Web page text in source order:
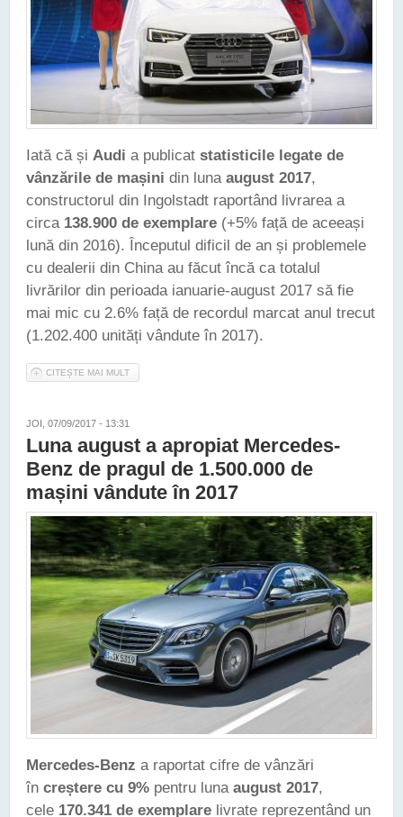
Iată că și Audi a publicat statisticile legate de
vânzările de mașini din luna august 2017,
constructorul din Ingolstadt raportând livrarea a
circa 138.900 de exemplare (+5% față de aceeași
lună din 2016). Începutul dificil de an și problemele
cu dealerii din China au făcut încă ca totalul
livrărilor din perioada ianuarie-august 2017 să fie
mai mic cu 2.6% față de recordul marcat anul trecut
(1.202.400 unități vândute în 2017).
CITEȘTE MAI MULT
JOI, 07/09/2017 - 13:31
Luna august a apropiat Mercedes-
Benz de pragul de 1.500.000 de
mașini vândute în 2017
Mercedes-Benz a raportat cifre de vânzări
în creștere cu 9% pentru luna august 2017,
cele 170.341 de exemplare livrate reprezentând un